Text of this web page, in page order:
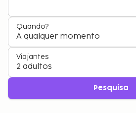
Quando?
A qualquer momento
Viajantes
2 adultos
Pesquisa